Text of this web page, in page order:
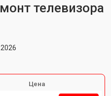
телевизора
Цена